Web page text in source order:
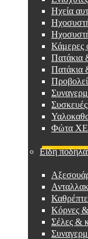
Ηχεία
Κάμερες
Πατάκια
Πατάκια
Φώτα
Είδη
Κόρνες
Σέλες &